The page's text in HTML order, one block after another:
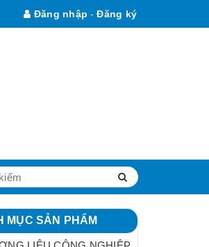
Đăng nhập - Đăng ký
MỤC SẢN PHẨM